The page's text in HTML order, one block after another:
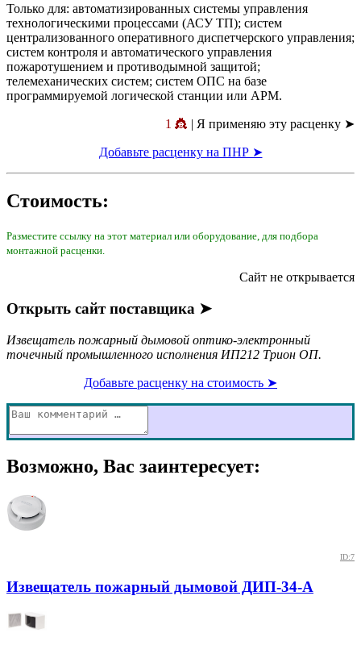
Только для: автоматизированных системы управления
технологическими процессами (АСУ ТП); систем
централизованного оперативного диспетчерского управления;
систем контроля и автоматического управления
пожаротушением и противодымной защитой;
телемеханических систем; систем ОПС на базе
программируемой логической станции или АРМ.
1 👸 | Я применяю эту расценку ➤
Добавьте расценку на ПНР ➤
Стоимость:
Разместите ссылку на этот материал или оборудование, для подбора
монтажной расценки.
Сайт не открывается
Открыть сайт поставщика ➤
Извещатель пожарный дымовой оптико-электронный
точечный промышленного исполнения ИП212 Трион ОП.
Добавьте расценку на стоимость ➤
Возможно, Вас заинтересует:
ID:7
Извещатель пожарный дымовой ДИП-34-А